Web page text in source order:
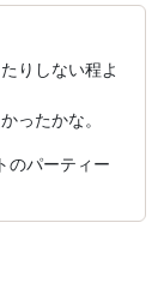
りしない程よ
ったかな。
のパーティー